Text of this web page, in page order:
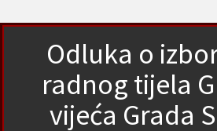
Odluka o
radnog tijela
vijeća Grada